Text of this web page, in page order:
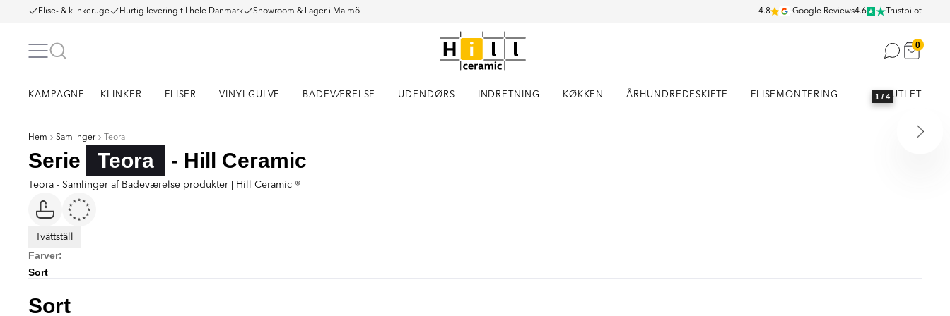
Flise- & klinkeruge Hurtig levering til hele Danmark Showroom & Lager i Malmö 4.8 Google Reviews4.6 Trustpilot
0
KAMPAGNE KLINKER FLISER VINYLGULVE BADEVÆRELSE UDENDØRS INDRETNING KØKKEN ÅRHUNDREDESKIFTE FLISEMONTERING OUTLET
Hem Samlinger Teora
Serie Teora - Hill Ceramic
Teora - Samlinger af Badeværelse produkter | Hill Ceramic ®
Tvättställ
Farver:
Sort
1 / 4
Sort